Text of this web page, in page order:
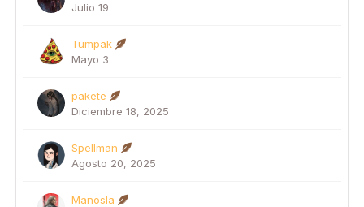
Julio 19
Tumpak
Mayo 3
pakete
Diciembre 18, 2025
Spellman
Agosto 20, 2025
Manosla